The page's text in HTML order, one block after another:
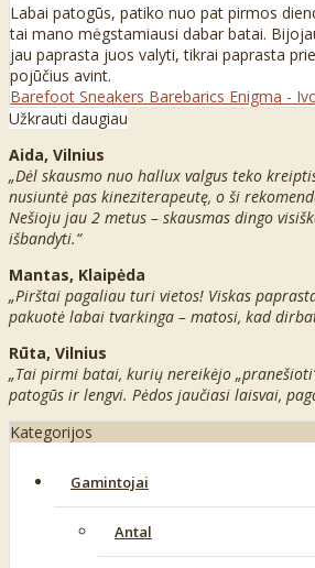
Labai patogūs, patiko nuo pat pirmos
tai mano mėgstamiausi dabar batai.
jau paprasta juos valyti, tikrai paprasta
pojūčius avint.
Barefoot Sneakers Barebarics Enigma -
Užkrauti daugiau
Aida, Vilnius
„Dėl skausmo nuo hallux valgus teko
nusiuntė pas kineziterapeutę, o ši
Nešioju jau 2 metus – skausmas dingo
išbandyti.“
Mantas, Klaipėda
„Pirštai pagaliau turi vietos! Viskas
pakuotė labai tvarkinga – matosi, kad
Rūta, Vilnius
„Tai pirmi batai, kurių nereikėjo
patogūs ir lengvi. Pėdos jaučiasi laisvai,
Kategorijos
Gamintojai
Antal